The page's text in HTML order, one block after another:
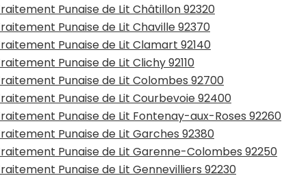
Punaise de Lit Châtillon 92320
Punaise de Lit Chaville 92370
Punaise de Lit Clamart 92140
Punaise de Lit Clichy 92110
Punaise de Lit Colombes 92700
Punaise de Lit Courbevoie 92400
Punaise de Lit Fontenay-aux-Roses 92260
Punaise de Lit Garches 92380
Punaise de Lit Garenne-Colombes 92250
Punaise de Lit Gennevilliers 92230